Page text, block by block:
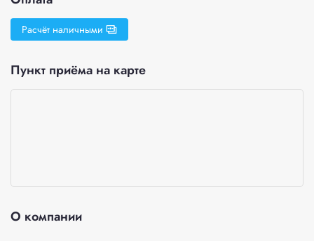
Расчёт наличными
Пункт приёма на карте
О компании